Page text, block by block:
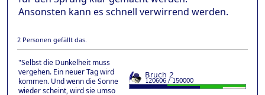
Ansonsten kann es schnell verwirrend werden.
2 Personen gefällt das.
"Selbst die Dunkelheit muss
vergehen. Ein neuer Tag wird
kommen. Und wenn die Sonne
wieder scheint, wird sie umso